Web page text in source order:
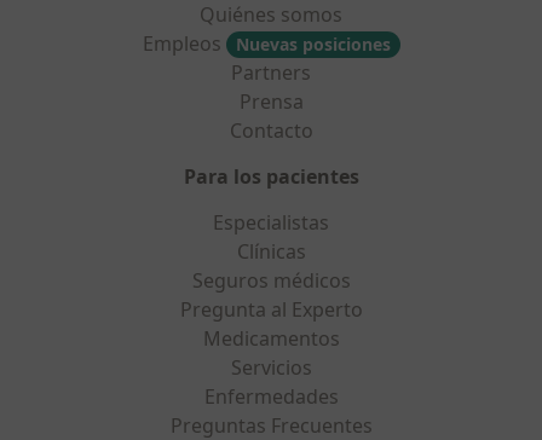
Quiénes somos
Empleos
Nuevas posiciones
Partners
Prensa
Contacto
Para los pacientes
Especialistas
Clínicas
Seguros médicos
Pregunta al Experto
Medicamentos
Servicios
Enfermedades
Preguntas Frecuentes